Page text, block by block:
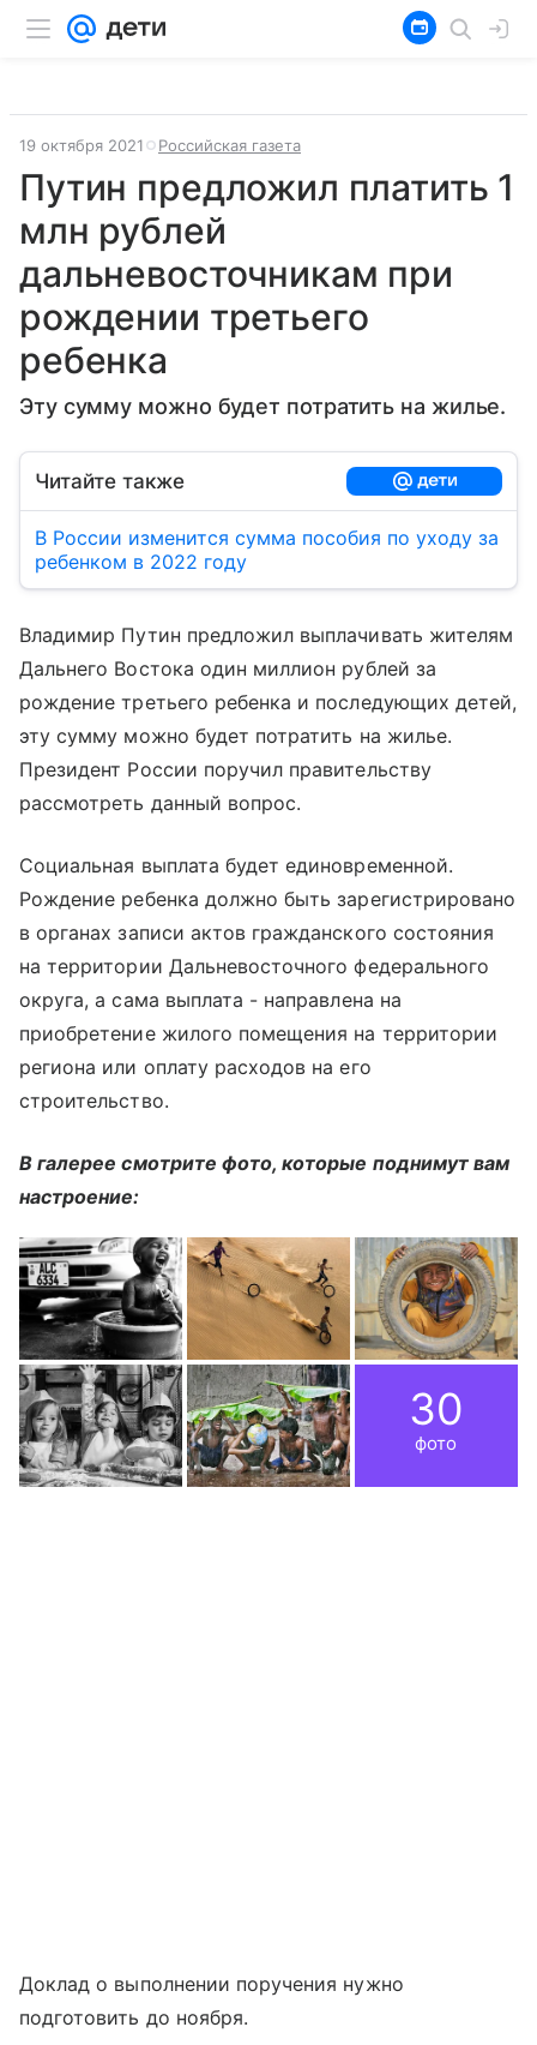
19 октября 2021 Российская газета
Путин предложил платить 1
млн рублей
дальневосточникам при
рождении третьего
ребенка
Эту сумму можно будет потратить на жилье.
Читайте также
В России изменится сумма пособия по уходу за
ребенком в 2022 году
Владимир Путин предложил выплачивать жителям
Дальнего Востока один миллион рублей за
рождение третьего ребенка и последующих детей,
эту сумму можно будет потратить на жилье.
Президент России поручил правительству
рассмотреть данный вопрос.
Социальная выплата будет единовременной.
Рождение ребенка должно быть зарегистрировано
в органах записи актов гражданского состояния
на территории Дальневосточного федерального
округа, а сама выплата - направлена на
приобретение жилого помещения на территории
региона или оплату расходов на его
строительство.
В галерее смотрите фото, которые поднимут вам
настроение:
30
фото
Доклад о выполнении поручения нужно
подготовить до ноября.